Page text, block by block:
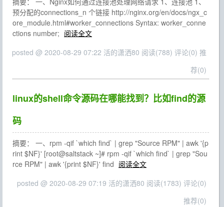
预分配的connections_n 个链接 http://nginx.org/en/docs/ngx_c
ore_module.html#worker_connections Syntax: worker_conne
ctions number; 阅读全文
posted @ 2020-08-29 07:22 活的潇洒80 阅读(788) 评论(0) 推
荐(0)
linux的shell命令源码在哪能找到？比如find的源
码
摘要： 一、rpm -qif `which find` | grep "Source RPM" | awk '{p
rint $NF}' [root@saltstack ~]# rpm -qif `which find` | grep "Sou
rce RPM" | awk '{print $NF}' find 阅读全文
posted @ 2020-08-29 07:19 活的潇洒80 阅读(1783) 评论(0)
推荐(0)